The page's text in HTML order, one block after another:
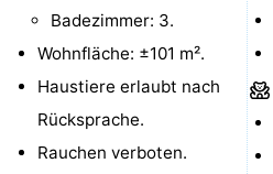
Schwimmbader
-
Radfahren
Wandern
-
Badezimmer: 3.
Wohnfläche: ±101 m².
Haustiere erlaubt nach
Rücksprache.
Rauchen verboten.